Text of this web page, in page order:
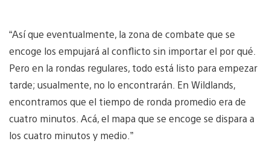
“Así que eventualmente, la zona de combate que se
encoge los empujará al conflicto sin importar el por qué.
Pero en la rondas regulares, todo está listo para empezar
tarde; usualmente, no lo encontrarán. En Wildlands,
encontramos que el tiempo de ronda promedio era de
cuatro minutos. Acá, el mapa que se encoge se dispara a
los cuatro minutos y medio.”